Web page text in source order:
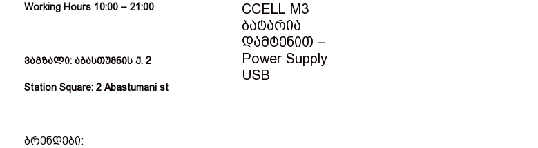
Working Hours 10:00 – 21:00
ვაგზალი: აბასთუმნის ქ. 2
Station Square: 2 Abastumani st
ბრენდები:
CCELL M3
ბატარია
დამტენით –
Power Supply
USB